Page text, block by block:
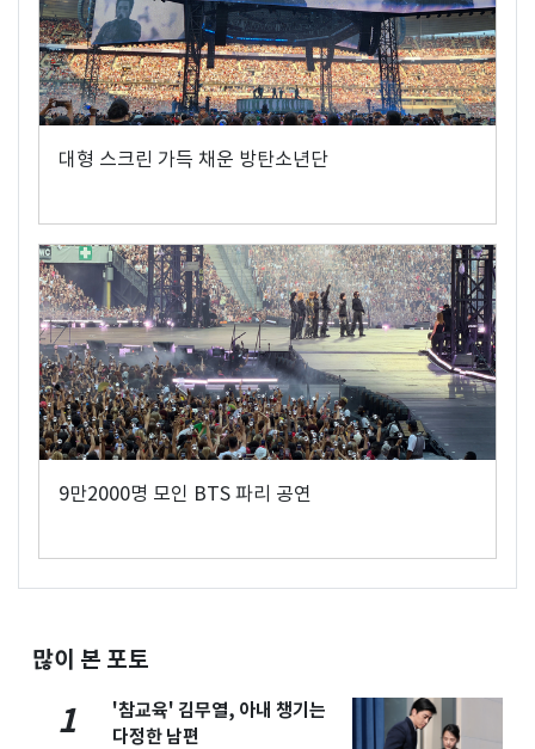
대형 스크린 가득 채운 방탄소년단
9만2000명 모인 BTS 파리 공연
많이 본 포토
1
'참교육' 김무열, 아내 챙기는
다정한 남편